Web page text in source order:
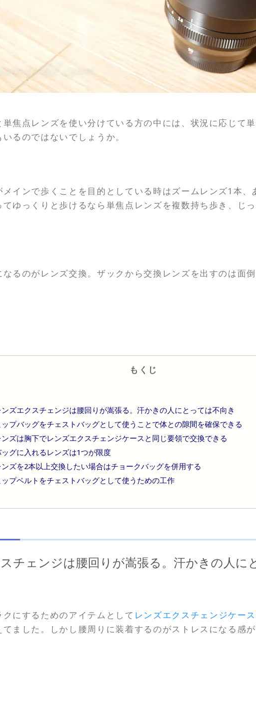
単焦点レンズを使い分けている方の中には、状況に応じて
るのではないでしょうか。
メインで歩くことを目的としている時はズームレンズ1本、
てゆっくりと歩けるなら単焦点レンズを複数持ち歩き、じ
なるのがレンズ交換。ザックから交換レンズを出すのは面
もくじ
ンズエクスチェンジは腰回りが嵩張る。汗かきの人にとっては不向き
ップバッグをチェストバッグとして使うことで体との隙間を確保できる
ンズは胸下でレンズエクスチェンジケースと同じ要領で交換できる
ッグに入れるレンズは1つが限度
ンズを2本以上交換したい場合はチョークバッグを併用する
ップベルトをチェストバッグとして使うための工作
チェンジは腰回りが嵩張る。汗かきの人に
クにするためのアイテムとして レンズエクスチェンジケース
てました。しかし腰周りに装着するのがストレスになる感